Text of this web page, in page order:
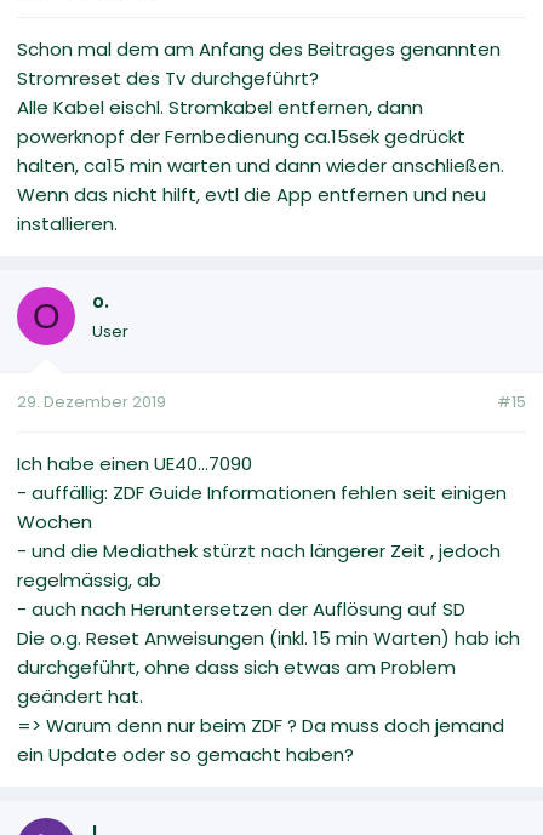
Schon mal dem am Anfang des Beitrages genannten
Stromreset des Tv durchgeführt?
Alle Kabel eischl. Stromkabel entfernen, dann
powerknopf der Fernbedienung ca.15sek gedrückt
halten, ca15 min warten und dann wieder anschließen.
Wenn das nicht hilft, evtl die App entfernen und neu
installieren.
O o.
User
29. Dezember 2019 #15
Ich habe einen UE40...7090
- auffällig: ZDF Guide Informationen fehlen seit einigen
Wochen
- und die Mediathek stürzt nach längerer Zeit , jedoch
regelmässig, ab
- auch nach Heruntersetzen der Auflösung auf SD
Die o.g. Reset Anweisungen (inkl. 15 min Warten) hab ich
durchgeführt, ohne dass sich etwas am Problem
geändert hat.
=> Warum denn nur beim ZDF ? Da muss doch jemand
ein Update oder so gemacht haben?